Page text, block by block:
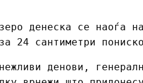
денеска се наоѓа
24 сантиметри
денови,